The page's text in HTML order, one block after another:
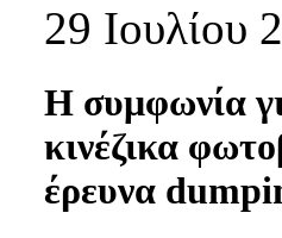
29 Ιουλίου
Η συμφωνία
κινέζικα
έρευνα